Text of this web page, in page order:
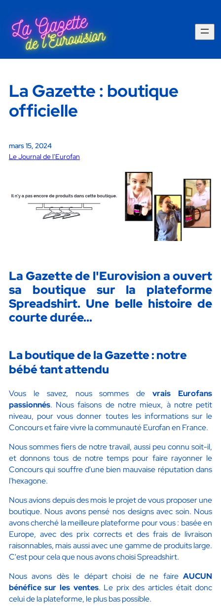
La Gazette : boutique
officielle
mars 15, 2024
Le Journal de l'Eurofan
La Gazette de l'Eurovision a ouvert
sa boutique sur la plateforme
Spreadshirt. Une belle histoire de
courte durée...
La boutique de la Gazette : notre
bébé tant attendu
Vous le savez, nous sommes devrais Eurofans
passionnés. Nous faisons de notre mieux, à notre petit
niveau, pour vous donner toutes les informations sur le
Concours et faire vivre la communauté Eurofan en France.
Nous sommes fiers de notre travail, aussi peu connu soit-il,
et donnons tous de notre temps pour faire rayonner le
Concours qui souffre d'une bien mauvaise réputation dans
l'hexagone.
Nous avions depuis des mois le projet de vous proposer une
boutique. Nous avons pensé nos designs avec soin. Nous
avons cherché la meilleure plateforme pour vous : basée en
Europe, avec des prix corrects et des frais de livraison
raisonnables, mais aussi avec une gamme de produits large.
C'est pour cela que nous avons choisi Spreadshirt.
Nous avons dès le départ choisi de ne faireAUCUN
bénéfice sur les ventes. Le prix des articles était donc
celui de la plateforme, le plus bas possible.